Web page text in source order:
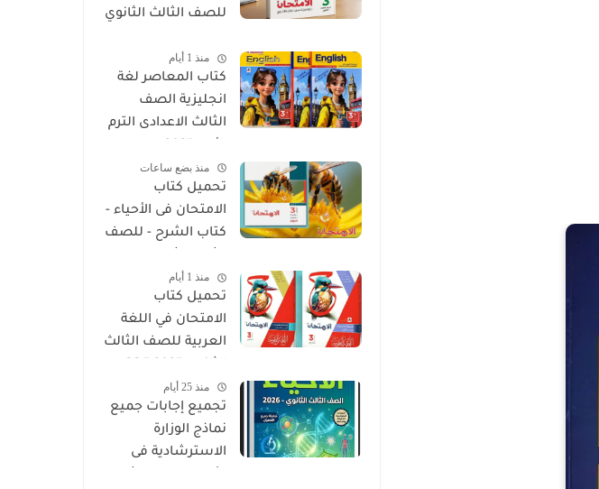
للصف الثالث الثانوي
الشرح
منذ 1 أيام
كتاب المعاصر لغة
انجليزية الصف
الثالث الاعدادى الترم
منذ بضع ساعات
تحميل كتاب
الامتحان فى الأحياء -
كتاب الشرح - للصف
PDFمنذ 1 أيام
تحميل كتاب
الامتحان في اللغة
العربية للصف الثالث
كتاب الأسئلة
والتدريبات كامل
منذ 25 أيام
تجميع إجابات جميع
نماذج الوزارة
الاسترشادية فى